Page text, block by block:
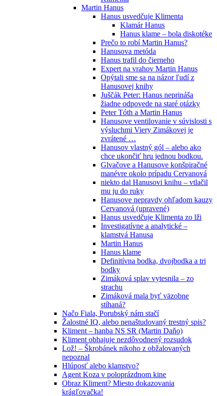
Martin Hanus
Hanus usvedčuje Klimenta
Klamár Hanus
Hanus klame – bola diskotéke
Prečo to robí Martin Hanus?
Hanusova metóda
Hanus trafil do čierneho
Expert na vrahov Martin Hanus
Opýtali sme sa na názor ľudí z
Hanusovej knihy
Juščák Peter: Hanus neprináša
žiadne odpovede na staré otázky
Peter Tóth a Martin Hanus
Hanusove ventilovanie v súvislosti s
výsluchmi Viery Zimákovej je
zvrátené …
Hanusov vlastný gól – alebo ako
chce ukončiť hru jednou bodkou.
Glvačove a Hanusove konšpiračné
manévre okolo prípadu Cervanová
niekto dal Hanusovi knihu – vtlačil
mu ju do ruky
Hanusove nepravdy ohľadom kauzy
Cervanová (upravené)
Hanus usvedčuje Klimenta zo lži
Investigatívne a analytické –
klamstvá Hanusa
Martin Hanus
Hanus klame
Definitívna bodka, dvojbodka a tri
bodky
Zimáková splav vytesnila – zo
strachu
Zimáková mala byť väzobne
stíhaná?
Načo Fiala, Porubský nám stačí
Žalostné IQ, alebo nenaštudovaný trestný spis?
Kliment – hanba NS SR (Martin Daňo)
Kliment obhajuje nezdôvodnený rozsudok
Lož! – Škrobánek nikoho z obžalovaných
nepoznal
Hlúposť alebo klamstvo?
Agent Koza v poloprázdnom kine
Obraz Kliment? Miesto dokazovania
krágľovačka!